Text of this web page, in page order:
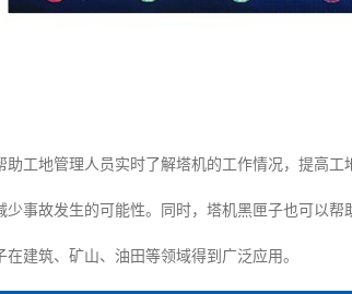
助工地管理人员实时了解塔机的工作情况，提高
少事故发生的可能性。同时，塔机黑匣子也可以
在建筑、矿山、油田等领域得到广泛应用。